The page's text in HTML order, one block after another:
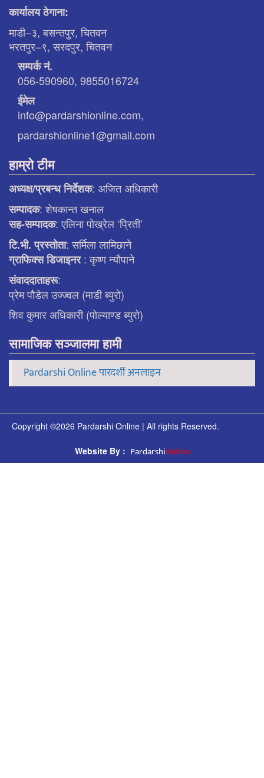
कार्यालय ठेगाना:
माडी–३, बसन्तपुर, चितवन
भरतपुर–९, सरदपुर, चितवन
सम्पर्क नं.
056-590960, 9855016724
ईमेल
info@pardarshionline.com,
pardarshionline1@gmail.com
हाम्रो टीम
अध्यक्ष/प्रबन्ध निर्देशक: अजित अधिकारी
सम्पादक: शेषकान्त खनाल
सह-सम्पादक: एलिना पाेख्रेल ‘प्रिती’
टि.भी. प्रस्ताेता: सर्मिला लामिछाने
ग्राफिक्स डिजाइनर: कृष्ण न्याैपाने
संवाददाताहरू:
प्रेम पौडेल उज्ज्वल (माडी ब्युरो)
शिव कुमार अधिकारी (पोल्याण्ड ब्युरो)
सामाजिक सञ्जालमा हामी
Pardarshi Online पारदर्शी अनलाइन
Copyright ©2026 Pardarshi Online | All rights Reserved.
Website By : PardarshiOnline.